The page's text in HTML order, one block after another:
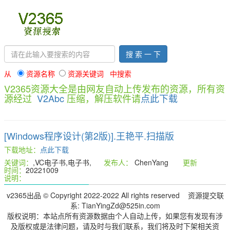
搜 索 一 下
从
资源名称 资源关键词 中搜索
V2365资源大全是由网友自动上传发布的资源，所有资
源经过 V2Abc压缩，解压软件请点此下载
[Windows程序设计(第2版)].王艳平.扫描版
下载地址： 点此下载
关键词： ,VC电子书,电子书, 发布人： ChenYang 更新
时间： 20221009
说明：
v2365出品 © Copyright 2022-2022 All rights reserved 资源提交联
系: TianYingZd@525in.com
版权说明：本站点所有资源数据由个人自动上传，如果您有发现有涉
及版权或是法律问题，请及时与我们联系，我们将及时下架相关资